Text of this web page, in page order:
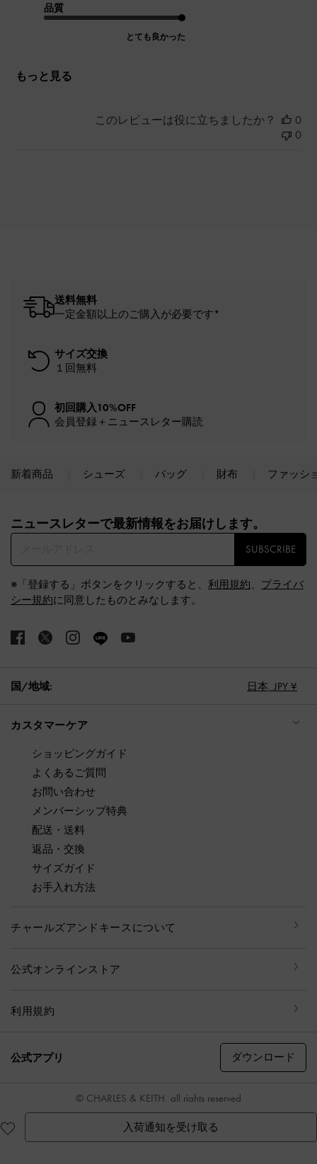
入荷通知を受け取る
品質
とても良かった
もっと見る
このレビューは役に立ちましたか？
0
0
送料無料
一定金額以上のご購入が必要です*
サイズ交換
１回無料
初回購入10%OFF
会員登録＋ニュースレター購読
新着商品 シューズ バッグ 財布 ファッシ
ニュースレターで最新情報をお届けします。​
SUBSCRIBE
※「登録する」ボタンをクリックすると、 利用規約、 プライバ
シー規約に同意したものとみなします。
国/地域: 日本, JPY ¥
カスタマーケア
ショッピングガイド
よくあるご質問
お問い合わせ
メンバーシップ特典
配送・送料
返品・交換
サイズガイド
お手入れ方法
チャールズアンドキースについて
公式オンラインストア
利用規約
公式アプリ ダウンロード
© CHARLES & KEITH, all rights reserved